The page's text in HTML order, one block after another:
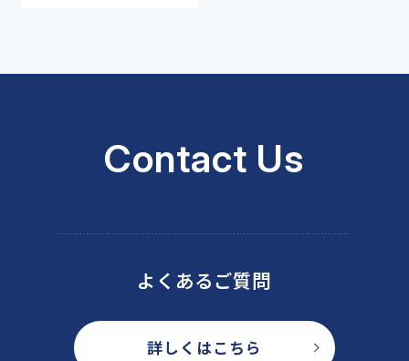
Contact Us
よくあるご質問
詳しくはこちら